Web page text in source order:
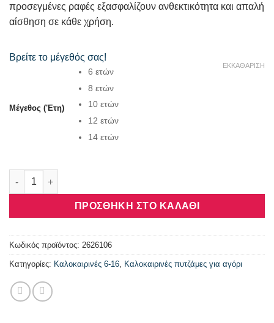
προσεγμένες ραφές εξασφαλίζουν ανθεκτικότητα και απαλή
αίσθηση σε κάθε χρήση.
Βρείτε το μέγεθός σας!
Μέγεθος ('Ετη)
6 ετών
8 ετών
10 ετών
12 ετών
14 ετών
ΕΚΚΑΘΆΡΙΣΗ
Πυτζάμα αγόρι Dreams “SET PARTY OWNER” μπλε 2626106
ΠΡΟΣΘΉΚΗ ΣΤΟ ΚΑΛΆΘΙ
Κωδικός προϊόντος: 2626106
Κατηγορίες: Καλοκαιρινές 6-16, Καλοκαιρινές πυτζάμες για αγόρι